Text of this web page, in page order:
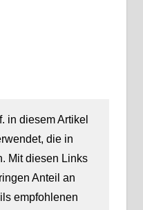
in diesem Artikel
die in
Mit diesen Links
Anteil an
empfohlenen